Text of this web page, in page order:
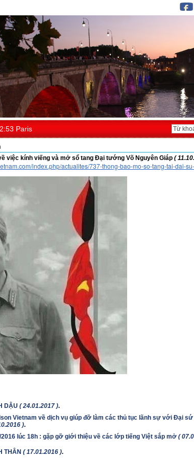
Paris
việc kính viếng và mở sổ tang Đại tướng Võ Nguyên Giáp (
index.php/actualites/737-thong-bao-mo-so-tang-tai-dai-
DẬU ( 24.01.2017 ).
Vietnam về dịch vụ giúp đỡ làm các thủ tục lãnh sự với Đại sứ
).
lúc 18h : gặp gỡ giới thiệu về các lớp tiếng Việt sắp mở (
THÂN ( 17.01.2016 ).